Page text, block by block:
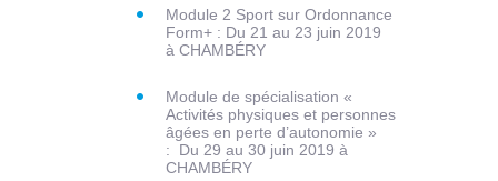
Module 2 Sport sur Ordonnance
Form+ : Du 21 au 23 juin 2019
à CHAMBÉRY
Module de spécialisation «
Activités physiques et personnes
âgées en perte d’autonomie »
: Du 29 au 30 juin 2019 à
CHAMBÉRY